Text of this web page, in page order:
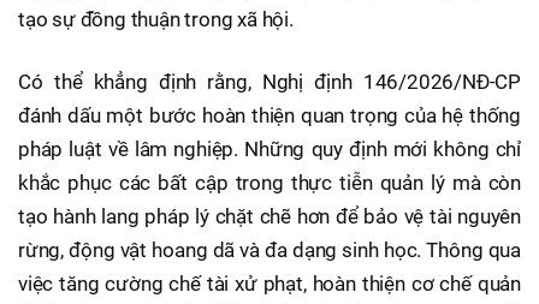
tạo sự đồng thuận trong xã hội.
Có thể khẳng định rằng, Nghị định 146/2026/NĐ-CP
đánh dấu một bước hoàn thiện quan trọng của hệ thống
pháp luật về lâm nghiệp. Những quy định mới không chỉ
khắc phục các bất cập trong thực tiễn quản lý mà còn
tạo hành lang pháp lý chặt chẽ hơn để bảo vệ tài nguyên
rừng, động vật hoang dã và đa dạng sinh học. Thông qua
việc tăng cường chế tài xử phạt, hoàn thiện cơ chế quản